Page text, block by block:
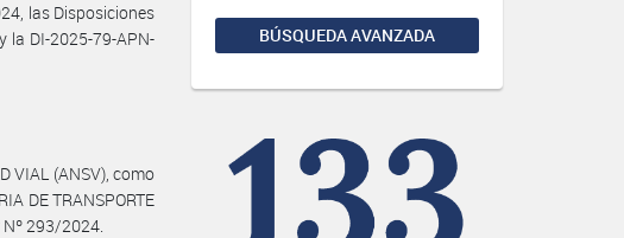
BÚSQUEDA AVANZADA
las Disposiciones
DI-2025-79-APN-
VIAL (ANSV), como
DE TRANSPORTE
Nº 293/2024.